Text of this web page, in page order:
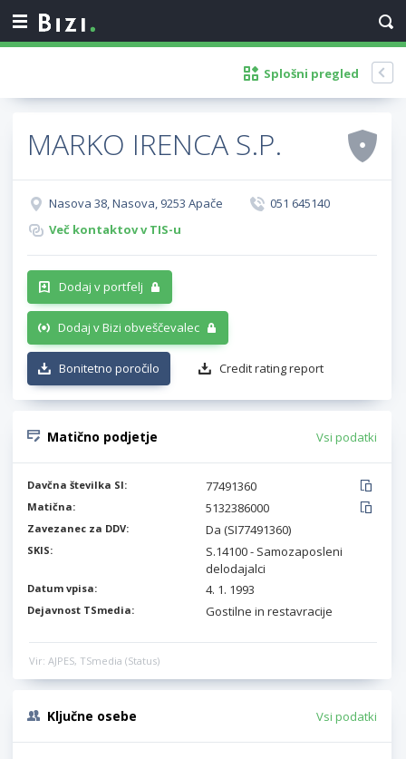
Splošni pregled
MARKO IRENCA S.P.
Nasova 38, Nasova, 9253 Apače
051 645140
Več kontaktov v TIS-u
Dodaj v portfelj
Dodaj v Bizi obveščevalec
Bonitetno poročilo Credit rating report
Matično podjetje Vsi podatki
Davčna številka SI: 77491360
Matična: 5132386000
Zavezanec za DDV: Da (SI77491360)
SKIS:
S.14100 - Samozaposleni
delodajalci
Datum vpisa: 4. 1. 1993
Dejavnost TSmedia: Gostilne in restavracije
Vir: AJPES, TSmedia (Status)
Ključne osebe Vsi podatki